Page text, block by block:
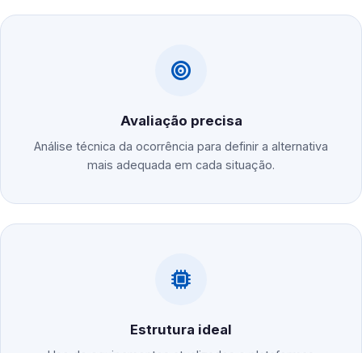
Avaliação precisa
Análise técnica da ocorrência para definir a alternativa
mais adequada em cada situação.
Estrutura ideal